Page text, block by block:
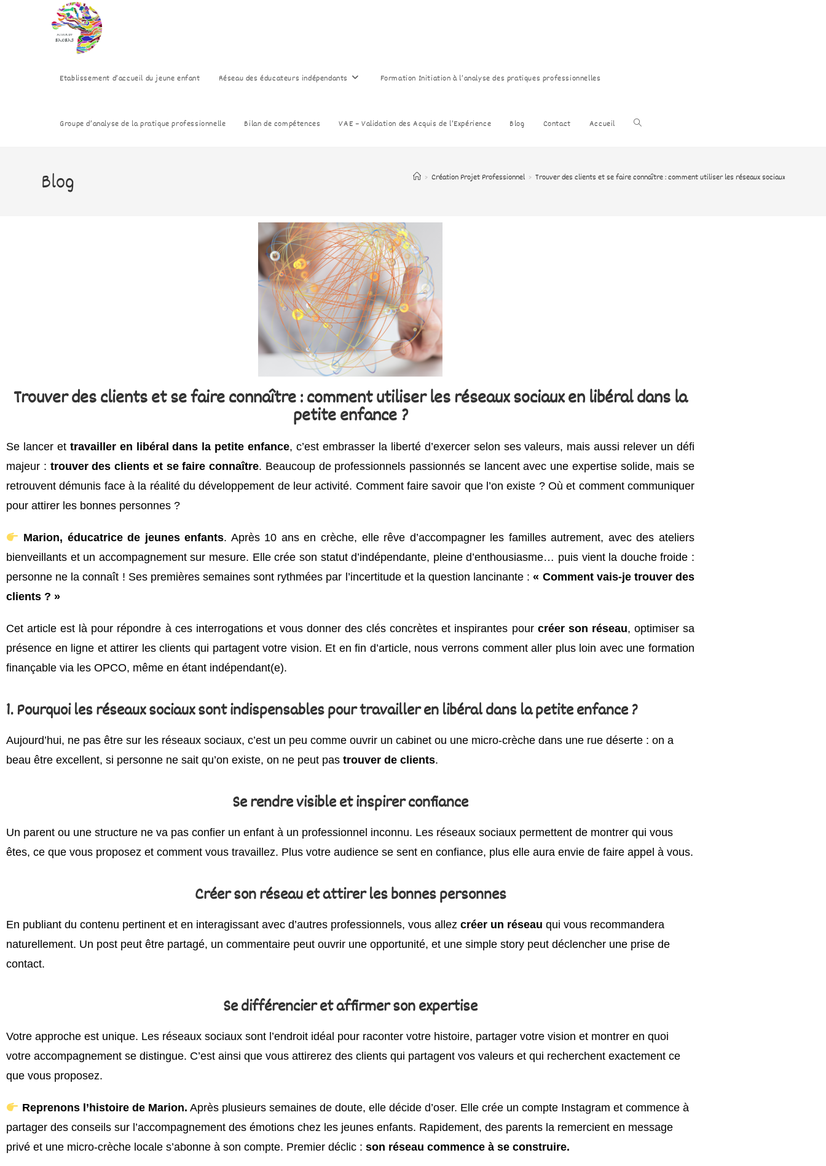
Etablissement d’accueil du jeune enfant Réseau des éducateurs indépendants Formation Initiation à l’analyse des pratiques professionnelles
Groupe d’analyse de la pratique professionnelle Bilan de compétences VAE – Validation des Acquis de l’Expérience Blog Contact Accueil
Blog > Création Projet Professionnel > Trouver des clients et se faire connaître : comment utiliser les réseaux sociaux en libéral
Trouver des clients et se faire connaître : comment utiliser les réseaux sociaux en libéral dans la
petite enfance ?
Se lancer et travailler en libéral dans la petite enfance, c’est embrasser la liberté d’exercer selon ses valeurs, mais aussi relever un défi
majeur : trouver des clients et se faire connaître. Beaucoup de professionnels passionnés se lancent avec une expertise solide, mais se
retrouvent démunis face à la réalité du développement de leur activité. Comment faire savoir que l’on existe ? Où et comment communiquer
pour attirer les bonnes personnes ?
Marion, éducatrice de jeunes enfants. Après 10 ans en crèche, elle rêve d’accompagner les familles autrement, avec des ateliers
bienveillants et un accompagnement sur mesure. Elle crée son statut d’indépendante, pleine d’enthousiasme… puis vient la douche froide :
personne ne la connaît ! Ses premières semaines sont rythmées par l’incertitude et la question lancinante :« Comment vais-je trouver des
clients ? »
Cet article est là pour répondre à ces interrogations et vous donner des clés concrètes et inspirantes pour créer son réseau, optimiser sa
présence en ligne et attirer les clients qui partagent votre vision. Et en fin d’article, nous verrons comment aller plus loin avec une formation
finançable via les OPCO, même en étant indépendant(e).
1. Pourquoi les réseaux sociaux sont indispensables pour travailler en libéral dans la petite enfance ?
Aujourd’hui, ne pas être sur les réseaux sociaux, c’est un peu comme ouvrir un cabinet ou une micro-crèche dans une rue déserte : on a
beau être excellent, si personne ne sait qu’on existe, on ne peut pas trouver de clients.
Se rendre visible et inspirer confiance
Un parent ou une structure ne va pas confier un enfant à un professionnel inconnu. Les réseaux sociaux permettent de montrer qui vous
êtes, ce que vous proposez et comment vous travaillez. Plus votre audience se sent en confiance, plus elle aura envie de faire appel à vous.
Créer son réseau et attirer les bonnes personnes
En publiant du contenu pertinent et en interagissant avec d’autres professionnels, vous allez créer un réseau qui vous recommandera
naturellement. Un post peut être partagé, un commentaire peut ouvrir une opportunité, et une simple story peut déclencher une prise de
contact.
Se différencier et affirmer son expertise
Votre approche est unique. Les réseaux sociaux sont l’endroit idéal pour raconter votre histoire, partager votre vision et montrer en quoi
votre accompagnement se distingue. C’est ainsi que vous attirerez des clients qui partagent vos valeurs et qui recherchent exactement ce
que vous proposez.
Reprenons l’histoire de Marion. Après plusieurs semaines de doute, elle décide d’oser. Elle crée un compte Instagram et commence à
partager des conseils sur l’accompagnement des émotions chez les jeunes enfants. Rapidement, des parents la remercient en message
privé et une micro-crèche locale s’abonne à son compte. Premier déclic : son réseau commence à se construire.